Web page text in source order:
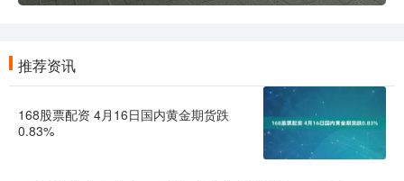
推荐资讯
168股票配资 4月16日国内黄金期货跌
0.83%